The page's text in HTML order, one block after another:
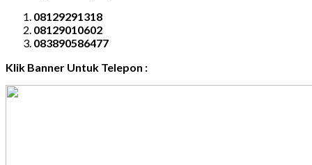
08129291318
08129010602
083890586477
Klik Banner Untuk Telepon :